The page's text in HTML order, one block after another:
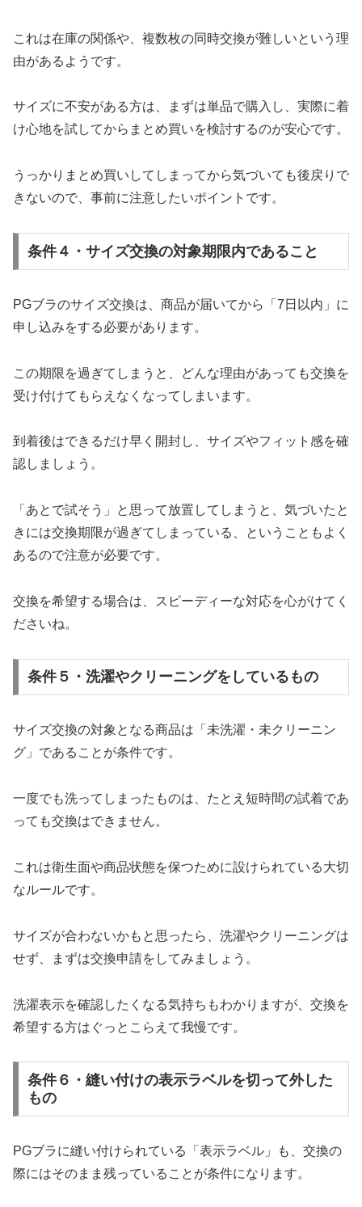
これは在庫の関係や、複数枚の同時交換が難しいという理
由があるようです。
サイズに不安がある方は、まずは単品で購入し、実際に着
け心地を試してからまとめ買いを検討するのが安心です。
うっかりまとめ買いしてしまってから気づいても後戻りで
きないので、事前に注意したいポイントです。
条件４・サイズ交換の対象期限内であること
PGブラのサイズ交換は、商品が届いてから「7日以内」に
申し込みをする必要があります。
この期限を過ぎてしまうと、どんな理由があっても交換を
受け付けてもらえなくなってしまいます。
到着後はできるだけ早く開封し、サイズやフィット感を確
認しましょう。
「あとで試そう」と思って放置してしまうと、気づいたと
きには交換期限が過ぎてしまっている、ということもよく
あるので注意が必要です。
交換を希望する場合は、スピーディーな対応を心がけてく
ださいね。
条件５・洗濯やクリーニングをしているもの
サイズ交換の対象となる商品は「未洗濯・未クリーニン
グ」であることが条件です。
一度でも洗ってしまったものは、たとえ短時間の試着であ
っても交換はできません。
これは衛生面や商品状態を保つために設けられている大切
なルールです。
サイズが合わないかもと思ったら、洗濯やクリーニングは
せず、まずは交換申請をしてみましょう。
洗濯表示を確認したくなる気持ちもわかりますが、交換を
希望する方はぐっとこらえて我慢です。
条件６・縫い付けの表示ラベルを切って外した
もの
PGブラに縫い付けられている「表示ラベル」も、交換の
際にはそのまま残っていることが条件になります。